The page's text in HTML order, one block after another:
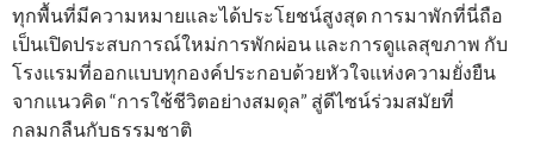
ทุกพื้นที่มีความหมายและได้ประโยชน์สูงสุด การมาพักที่นี่ถือ
เป็นเปิดประสบการณ์ใหม่การพักผ่อน และการดูแลสุขภาพ กับ
โรงแรมที่ออกแบบทุกองค์ประกอบด้วยหัวใจแห่งความยั่งยืน
จากแนวคิด “การใช้ชีวิตอย่างสมดุล” สู่ดีไซน์ร่วมสมัยที่
กลมกลืนกับธรรมชาติ